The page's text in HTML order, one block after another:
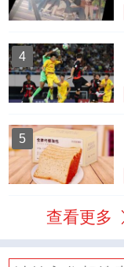
4
5
查看更多